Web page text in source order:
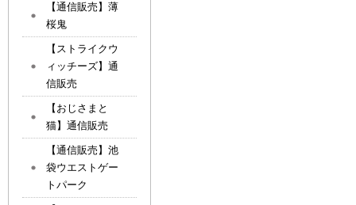
【通信販売】薄
桜鬼
【ストライクウ
ィッチーズ】通
信販売
【おじさまと
猫】通信販売
【通信販売】池
袋ウエストゲー
トパーク